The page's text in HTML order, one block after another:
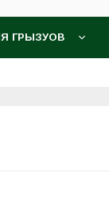
ГРЫЗУОВ